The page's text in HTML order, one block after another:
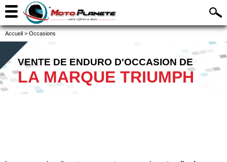
Accueil > Occasions
VENTE DE ENDURO D'OCCASION DE
LA MARQUE TRIUMPH